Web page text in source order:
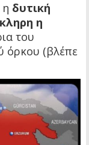
δυτική
η
του
όρκου (βλέπε